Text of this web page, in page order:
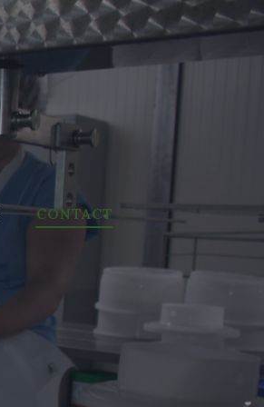
CONTACT